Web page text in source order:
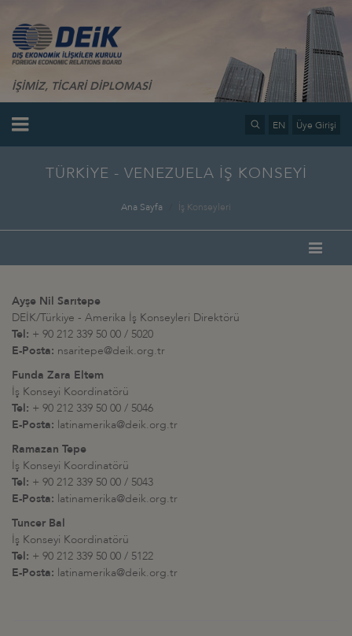
İŞİMİZ, TİCARİ DİPLOMASİ
EN Üye Girişi
TÜRKİYE - VENEZUELA İŞ KONSEYİ
Ana Sayfa İş Konseyleri
Ayşe Nil Sarıtepe
DEİK/Türkiye - Amerika İş Konseyleri Direktörü
Tel: + 90 212 339 50 00 / 5020
E-Posta: nsaritepe@deik.org.tr
Funda Zara Eltem
İş Konseyi Koordinatörü
Tel: + 90 212 339 50 00 / 5046
E-Posta: latinamerika@deik.org.tr
Ramazan Tepe
İş Konseyi Koordinatörü
Tel: + 90 212 339 50 00 / 5043
E-Posta: latinamerika@deik.org.tr
Tuncer Bal
İş Konseyi Koordinatörü
Tel: + 90 212 339 50 00 / 5122
E-Posta: latinamerika@deik.org.tr